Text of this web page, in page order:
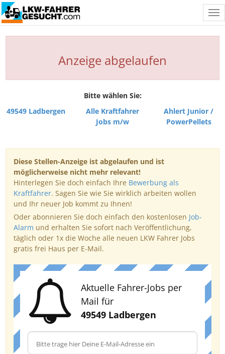
Anzeige abgelaufen
Bitte wählen Sie:
49549 Ladbergen
Alle Kraftfahrer
Jobs m/w
Ahlert Junior /
PowerPellets
Diese Stellen-Anzeige ist abgelaufen und ist
möglicherweise nicht mehr relevant!
Hinterlegen Sie doch einfach Ihre Bewerbung als
Kraftfahrer. Sagen Sie wie Sie wirklich arbeiten wollen
und Ihr neuer Job kommt zu Ihnen!
Oder abonnieren Sie doch einfach den kostenlosen Job-
Alarm und erhalten Sie sofort nach Veröffentlichung,
täglich oder 1x die Woche alle neuen LKW Fahrer Jobs
gratis frei Haus per E-Mail.
Aktuelle Fahrer-Jobs per
Mail für
49549 Ladbergen